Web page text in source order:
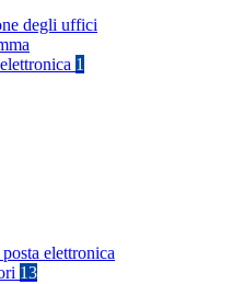
degli uffici
1
elettronica
13